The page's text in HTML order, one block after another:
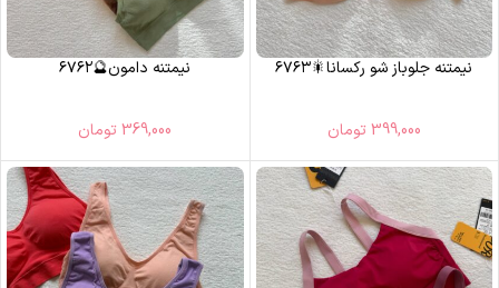
نیمتنه جلوباز شو رکسانا🎇۶۷۶۳
399,000 تومان
نیمتنه دامون🔮۶۷۶۲
369,000 تومان